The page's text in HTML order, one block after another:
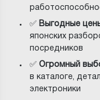
✅ Выгодные
японских
посредников
✅Огромный
в каталоге,
электроники